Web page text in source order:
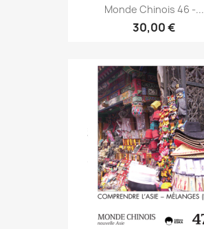
Monde Chinois 46 -...
30,00 €